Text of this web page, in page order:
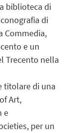
biblioteca di
di
Commedia,
e un
Trecento nella
titolare di una
Art,
e
per un